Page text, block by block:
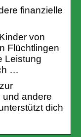
finanzielle
von
Flüchtlingen
Leistung
…
und andere
dich